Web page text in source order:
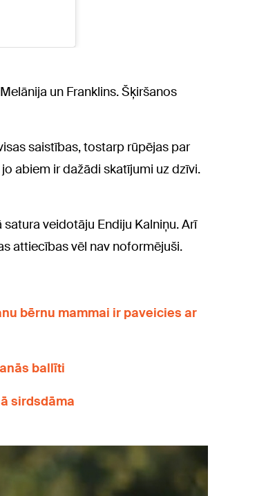
un Franklins. Šķiršanos
saistības, tostarp rūpējas par
abiem ir dažādi skatījumi uz dzīvi.
veidotāju Endiju Kalniņu. Arī
attiecības vēl nav noformējuši.
bērnu mammai ir paveicies ar
ballīti
sirdsdāma